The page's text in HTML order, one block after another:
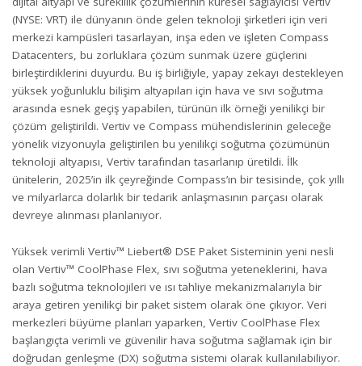
(NYSE: VRT) ile dünyanın önde gelen teknoloji şirketleri için veri
merkezi kampüsleri tasarlayan, inşa eden ve işleten Compass
Datacenters, bu zorluklara çözüm sunmak üzere güçlerini
birleştirdiklerini duyurdu. Bu iş birliğiyle, yapay zekayı destekleyen
yüksek yoğunluklu bilişim altyapıları için hava ve sıvı soğutma
arasında esnek geçiş yapabilen, türünün ilk örneği yenilikçi bir
çözüm geliştirildi. Vertiv ve Compass mühendislerinin geleceğe
yönelik vizyonuyla geliştirilen bu yenilikçi soğutma çözümünün
teknoloji altyapısı, Vertiv tarafından tasarlanıp üretildi. İlk
ünitelerin, 2025’in ilk çeyreğinde Compass’ın bir tesisinde, çok yıllı
ve milyarlarca dolarlık bir tedarik anlaşmasının parçası olarak
devreye alınması planlanıyor.
Yüksek verimli Vertiv™ Liebert® DSE Paket Sisteminin yeni nesli
olan Vertiv™ CoolPhase Flex, sıvı soğutma yeteneklerini, hava
bazlı soğutma teknolojileri ve ısı tahliye mekanizmalarıyla bir
araya getiren yenilikçi bir paket sistem olarak öne çıkıyor. Veri
merkezleri büyüme planları yaparken, Vertiv CoolPhase Flex
başlangıçta verimli ve güvenilir hava soğutma sağlamak için bir
doğrudan genleşme (DX) soğutma sistemi olarak kullanılabiliyor.